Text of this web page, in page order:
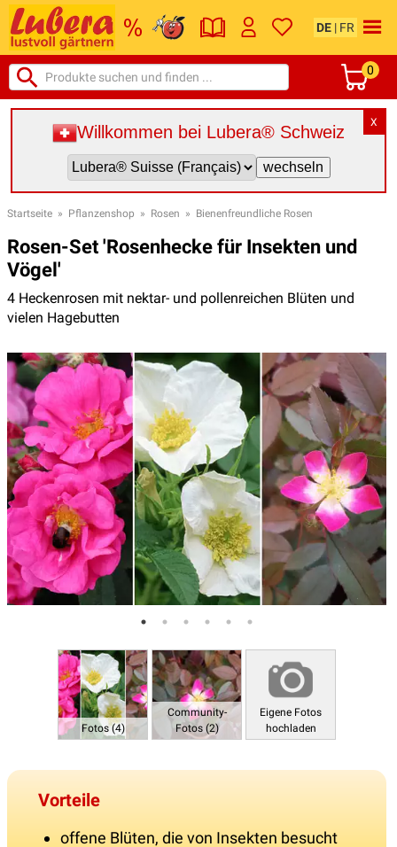
DE | FR
0
X
Willkommen bei Lubera® Schweiz
Startseite » Pflanzenshop » Rosen » Bienenfreundliche Rosen
Rosen-Set 'Rosenhecke für Insekten und
Vögel'
4 Heckenrosen mit nektar- und pollenreichen Blüten und
vielen Hagebutten
Fotos (4)
Community-
Fotos (2)
Eigene Fotos
hochladen
Vorteile
offene Blüten, die von Insekten besucht